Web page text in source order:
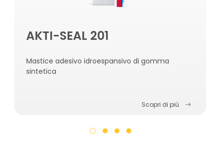
AKTI-SEAL 201
Mastice adesivo idroespansivo di gomma
sintetica
Scopri di più